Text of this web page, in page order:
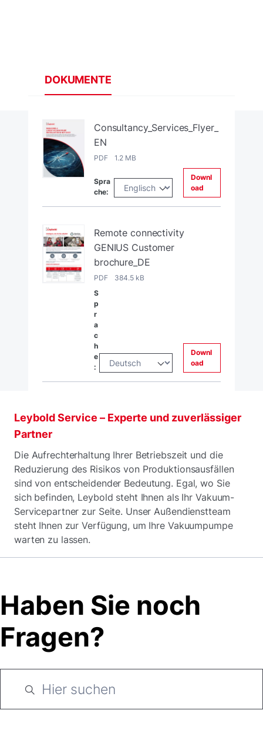
DOKUMENTE
Consultancy_Services_Flyer_
EN
PDF 1.2 MB
Spra
che:
Downl
oad
Remote connectivity
GENIUS Customer
brochure_DE
PDF 384.5 kB
S
p
r
a
c
h
e
:
Downl
oad
Leybold Service – Experte und zuverlässiger
Partner
Die Aufrechterhaltung Ihrer Betriebszeit und die
Reduzierung des Risikos von Produktionsausfällen
sind von entscheidender Bedeutung. Egal, wo Sie
sich befinden, Leybold steht Ihnen als Ihr Vakuum-
Servicepartner zur Seite. Unser Außendienstteam
steht Ihnen zur Verfügung, um Ihre Vakuumpumpe
warten zu lassen.
Haben Sie noch
Fragen?